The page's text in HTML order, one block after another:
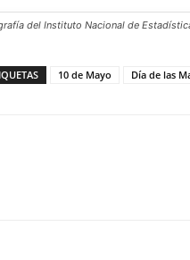
del Instituto Nacional de
10 de Mayo Día de las